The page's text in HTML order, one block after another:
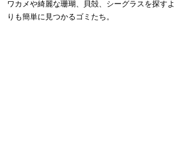
ワカメや綺麗な珊瑚、貝殻、シーグラスを探すよ
りも簡単に見つかるゴミたち。